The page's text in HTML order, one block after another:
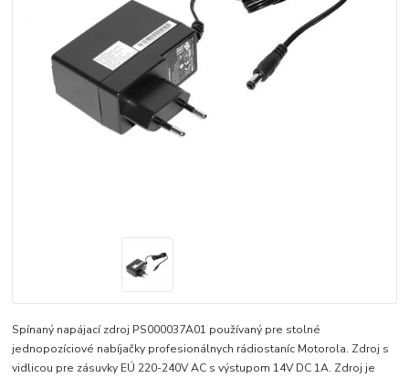
Spínaný napájací zdroj PS000037A01 používaný pre stolné
jednopozíciové nabíjačky profesionálnych rádiostaníc Motorola. Zdroj s
vidlicou pre zásuvky EÚ 220-240V AC s výstupom 14V DC 1A. Zdroj je